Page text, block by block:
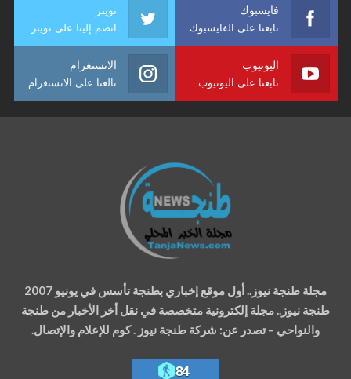
فايسبوك
تابعنا على الفايسبوك
تويتر
انضم إلينا على تويتر
اليوتيوب
تابعنا على اليوتيوب
الانستغرام
تالعنا على الانستغرام
مجلة طنجة نيوز.. أول موقع إخباري بطنجة تأسس في يونيو 2007
طنجة نيوز.. مجلة إلكترونية متخصصة في نقل أخر الأخبار من طنجة
والنواحي – تصدر عن: شركة طنجة نيوز . كوم للإعلام والإتصال.
84